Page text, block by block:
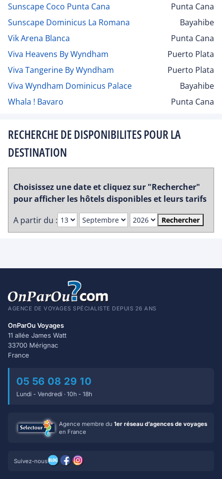
Sunscape Coco Punta Cana
Punta Cana
Sunscape Dominicus La Romana
Bayahibe
Vik Arena Blanca
Punta Cana
Viva Heavens By Wyndham
Puerto Plata
Viva Tangerine By Wyndham
Puerto Plata
Viva Wyndham Dominicus Palace
Bayahibe
Whala ! Bavaro
Punta Cana
RECHERCHE DE DISPONIBILITES POUR LA
DESTINATION
Choisissez une date et cliquez sur "Rechercher"
pour afficher les hôtels disponibles et leurs tarifs
A partir du :
Rechercher
AGENCE DE VOYAGES SPÉCIALISTE DEPUIS 26 ANS
OnParOu Voyages
11 allée James Watt
33700 Mérignac
France
05 56 08 29 10
Lundi - Vendredi · 10h - 18h
Agence membre du 1er réseau d’agences de voyages
en France
Suivez-nous